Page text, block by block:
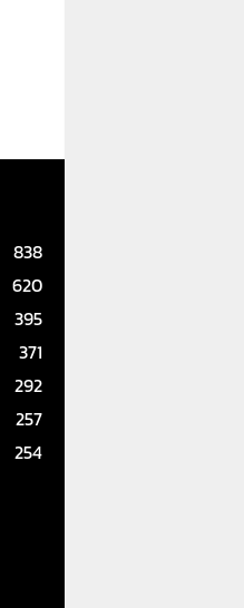
838
620
395
371
292
257
254